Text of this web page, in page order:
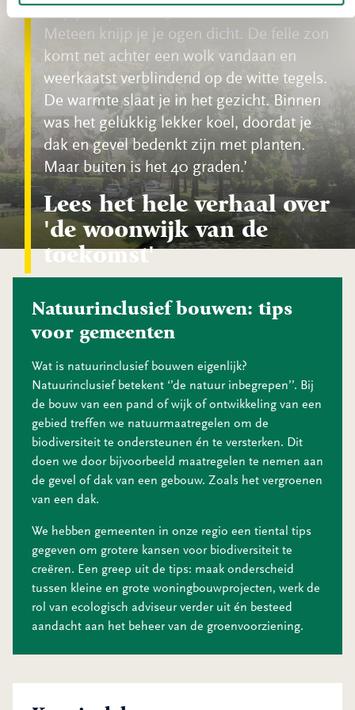
stap je stipt om 8.58 uur de deur uit.
Meteen knijp je je ogen dicht. De felle zon
komt net achter een wolk vandaan en
weerkaatst verblindend op de witte tegels.
De warmte slaat je in het gezicht. Binnen
was het gelukkig lekker koel, doordat je
dak en gevel bedenkt zijn met planten.
Maar buiten is het 40 graden.
Lees het hele verhaal over
'de woonwijk van de
toekomst'
Natuurinclusief bouwen: tips
voor gemeenten
Wat is natuurinclusief bouwen eigenlijk?
Natuurinclusief betekent ‘’de natuur inbegrepen’’. Bij
de bouw van een pand of wijk of ontwikkeling van een
gebied treffen we natuurmaatregelen om de
biodiversiteit te ondersteunen én te versterken. Dit
doen we door bijvoorbeeld maatregelen te nemen aan
de gevel of dak van een gebouw. Zoals het vergroenen
van een dak.
We hebben gemeenten in onze regio een tiental tips
gegeven om grotere kansen voor biodiversiteit te
creëren. Een greep uit de tips: maak onderscheid
tussen kleine en grote woningbouwprojecten, werk de
rol van ecologisch adviseur verder uit én besteed
aandacht aan het beheer van de groenvoorziening.